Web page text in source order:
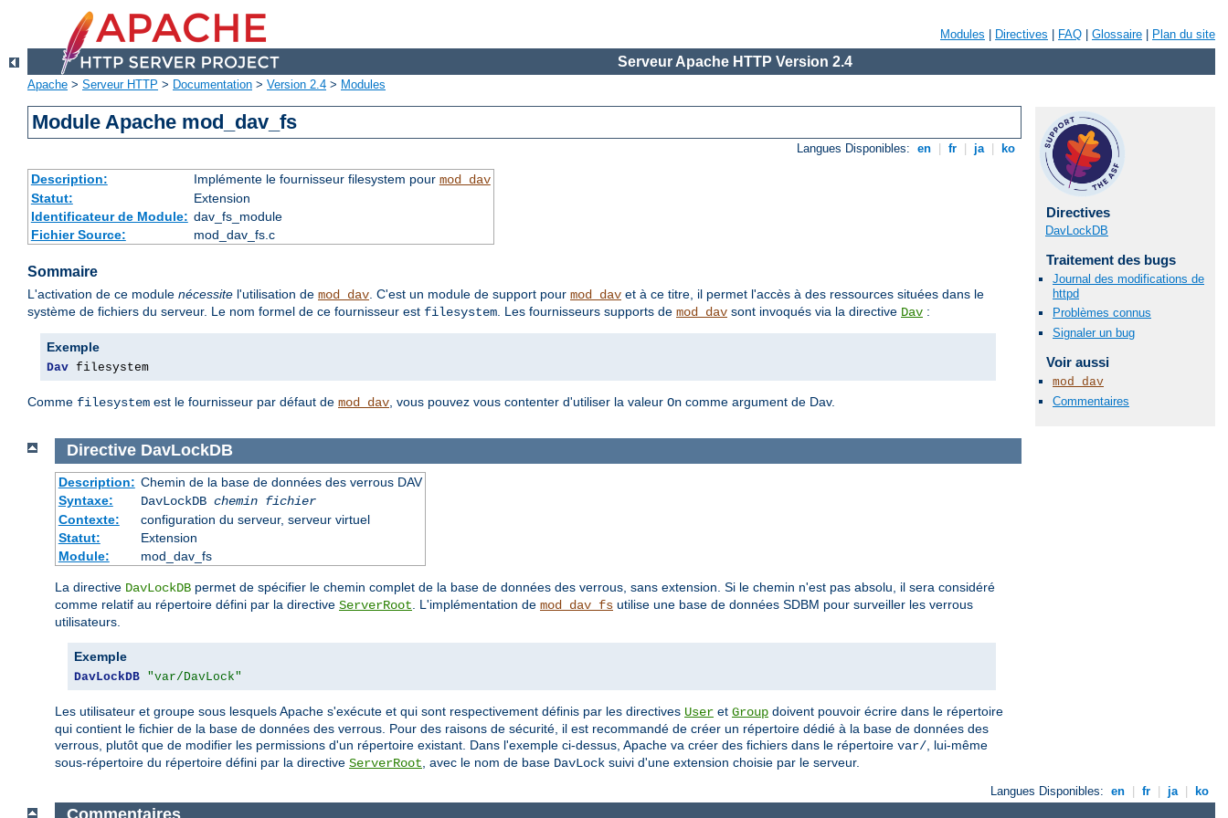
Modules Directives FAQ Glossaire Plan du site
Serveur Apache HTTP Version 2.4
Apache > Serveur HTTP > Documentation > Version 2.4 > Modules
Module Apache mod_dav_fs
Langues Disponibles: en fr ja ko
Description: Implémente le fournisseur filesystem pour mod_dav
Statut:
Extension
Identificateur de Module: dav_fs_module
Fichier Source:
mod_dav_fs.c
Sommaire
L'activation de ce module nécessite l'utilisation de mod_dav. C'est un module de support pour mod_dav et à ce titre, il permet l'accès à des ressources situées dans le
système de fichiers du serveur. Le nom formel de ce fournisseur est filesystem. Les fournisseurs supports de mod_dav sont invoqués via la directive Dav :
Exemple
Dav filesystem
Comme filesystem est le fournisseur par défaut de mod_dav, vous pouvez vous contenter d'utiliser la valeur On comme argument de Dav.
Directives
DavLockDB
Traitement des bugs
Journal des modifications de
httpd
Problèmes connus
Signaler un bug
Voir aussi
mod_dav
Commentaires
Directive DavLockDB
Description: Chemin de la base de données des verrous DAV
Syntaxe:
DavLockDB chemin fichier
Contexte:
configuration du serveur, serveur virtuel
Statut:
Extension
Module:
mod_dav_fs
La directive DavLockDB permet de spécifier le chemin complet de la base de données des verrous, sans extension. Si le chemin n'est pas absolu, il sera considéré
comme relatif au répertoire défini par la directive ServerRoot . L'implémentation de mod_dav_fs utilise une base de données SDBM pour surveiller les verrous
utilisateurs.
Exemple
DavLockDB "var/DavLock"
Les utilisateur et groupe sous lesquels Apache s'exécute et qui sont respectivement définis par les directives User et Group doivent pouvoir écrire dans le répertoire
qui contient le fichier de la base de données des verrous. Pour des raisons de sécurité, il est recommandé de créer un répertoire dédié à la base de données des
verrous, plutôt que de modifier les permissions d'un répertoire existant. Dans l'exemple ci-dessus, Apache va créer des fichiers dans le répertoire var/ , lui-même
sous-répertoire du répertoire défini par la directive ServerRoot , avec le nom de base DavLock suivi d'une extension choisie par le serveur.
Langues Disponibles: en fr ja ko